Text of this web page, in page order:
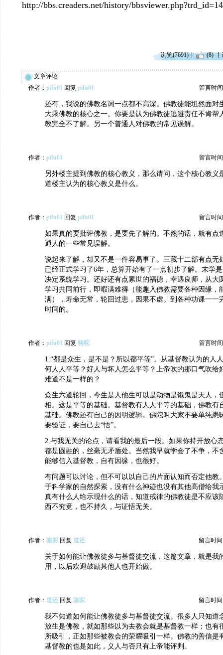
http://bbs.creaders.net/history/
浏览(7691) (8)
文章评论
作者： pifu01 回复 pifu01 留言时
还有，我说的佛教名词一点都不高深。佛教徒能坦然面对
大乘佛教的核心之一。你要是认为佛教徒逃避责任不肯帮
教完全不了解。另一个普通人对佛教的常见误解。
作者： pifu01 留言时
另外楼主提到佛教的核心教义，那么请问，这个核心教义
道楼主认为的核心教义是什么。
作者： pifu01 回复 pifu01 留言时
如果真的要批评佛教，是要先了解的。不然的话，就有点
通人的一些常见误解。
说起来了解，却又不是一件容易事了。三藏十二部有点无
已经正式学习了6年，总算开始有了一点初步了解。末学
决定系统学习。还好还有点累世的福德，幸遇良师，从大
学习共同前行，即暇满难得（能趣入佛教需要各种因缘，
满），寿命无常，轮回过患，因果不虚。到各种功课一一
时间的。
作者： pifu01 回复 骆驼 留言时
1.“都是众生，是不是？所以都平等”。从基督教认为的人
何人人平等？好人与坏人怎么平等？上帝吹的那口气吹给
难道不是一样的？
众生六道轮回，今生是人他生可以是动物是饿鬼是天人，
相。这是平等的基础。基督教有人人平等的基础，佛教有
基础。佛教还有自己的因明逻辑。佛陀叫大家不要单纯愚
要验证，要自己去“悟”。
2.与我无关的论点，请看我的最后一段。如果你持开放心
都是圆融的，丝毫无矛盾处。当然我早就学会了不争，不
能够信入基督教，自有因缘，也很好。
有问题可以讨论，但不可以以自己的片面认知而否定他教
于科学家的自然探索，没有什么神迹也没有其他高僧给我
真有什么人给示现什么的话，知道戒律的佛教徒是不应该
西不究竟，也不持久，与证悟无关。
作者： 骆驼 回复 道还 留言时间
关于如何能让佛教徒多与基督徒交流，这篇文章，就是我
用，以后欢迎鼓励其他人也开始做。
作者： 道还 回复 骆驼 留言时间
我不知道如何能让佛教徒多与基督徒交流。很多人只知道
放生是佛教，就如那些以为去教会就是基督教一样；也有
所吸引，正如那些被教会的荣耀吸引一样。佛教的善信是
基督教的也是如此，义人与否只有上帝能评判。